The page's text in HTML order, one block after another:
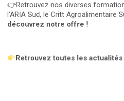
👉Retrouvez nos diverses
l’ARIA Sud, le Critt Agroalimentaire
découvrez notre offre !
Retrouvez toutes les actualités